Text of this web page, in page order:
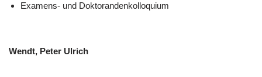
Examens- und Doktorandenkolloquium
Wendt, Peter Ulrich